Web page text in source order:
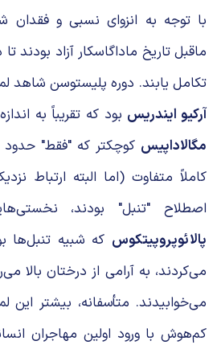
با توجه به انزوای نسبی و فقدان
ماقبل تاریخ ماداگاسکار آزاد
تکامل یابند. دوره پلیستوسن شاهد
آرکیو ایندریس بود که تقریباً به
مگالاداپیس
کاملاً متفاوت (اما البته ارتباط
اصطلاح "تنبل" بودند،
پالائوپروپیتکوس که شبیه تنبل‌ها
می‌کردند، به آرامی از درختان بالا
می‌خوابیدند. متأسفانه، بیشتر این
کم‌هوش با ورود اولین مهاجران